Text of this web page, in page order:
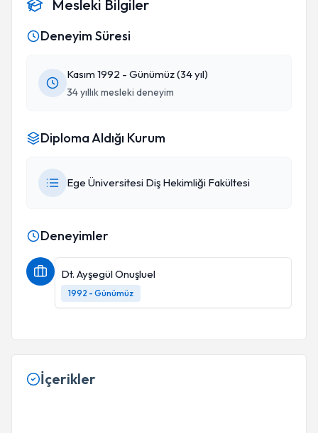
Mesleki Bilgiler
Deneyim Süresi
Kasım 1992 - Günümüz (34 yıl)
34 yıllık mesleki deneyim
Diploma Aldığı Kurum
Ege Üniversitesi Diş Hekimliği Fakültesi
Deneyimler
Dt. Ayşegül Onuşluel
1992 - Günümüz
İçerikler